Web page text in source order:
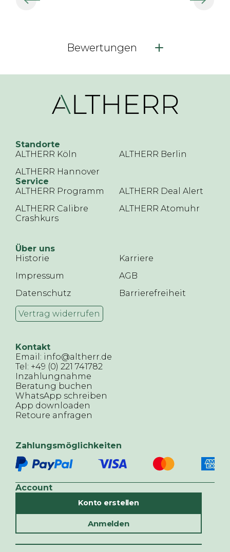
Bewertungen
Standorte
ALTHERR Köln
ALTHERR Berlin
ALTHERR Hannover
Service
ALTHERR Programm
ALTHERR Deal Alert
ALTHERR Calibre
Crashkurs
ALTHERR Atomuhr
Über uns
Historie
Karriere
Impressum
AGB
Datenschutz
Barrierefreiheit
Vertrag widerrufen
Kontakt
Email: info@altherr.de
Tel: +49 (0) 221 741782
Inzahlungnahme
Beratung buchen
WhatsApp schreiben
App downloaden
Retoure anfragen
Zahlungsmöglichkeiten
Account
Konto erstellen
Anmelden